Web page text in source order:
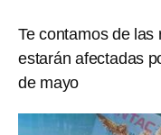
Te contamos de las
estarán afectadas
de mayo